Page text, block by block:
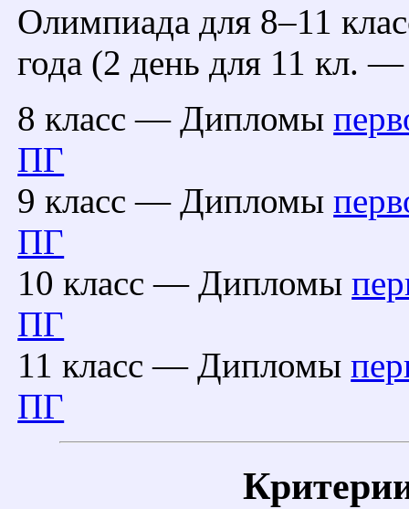
Олимпиада для 8–11
года (2 день для 11 кл.
8 класс — Дипломы
ПГ
9 класс — Дипломы
ПГ
10 класс — Дипломы
ПГ
11 класс — Дипломы
ПГ